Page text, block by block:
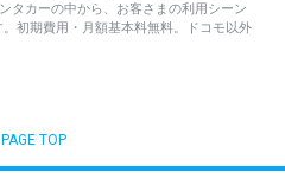
タカーの中から、お客さまの利用シーン
初期費用・月額基本料無料。ドコモ以外
PAGE TOP